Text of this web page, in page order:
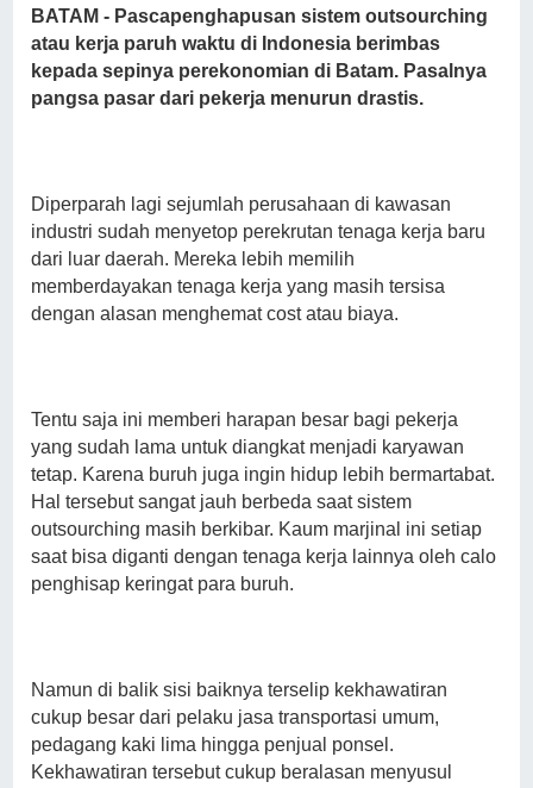
BATAM - Pascapenghapusan sistem outsourching
atau kerja paruh waktu di Indonesia berimbas
kepada sepinya perekonomian di Batam. Pasalnya
pangsa pasar dari pekerja menurun drastis.
Diperparah lagi sejumlah perusahaan di kawasan
industri sudah menyetop perekrutan tenaga kerja baru
dari luar daerah. Mereka lebih memilih
memberdayakan tenaga kerja yang masih tersisa
dengan alasan menghemat cost atau biaya.
Tentu saja ini memberi harapan besar bagi pekerja
yang sudah lama untuk diangkat menjadi karyawan
tetap. Karena buruh juga ingin hidup lebih bermartabat.
Hal tersebut sangat jauh berbeda saat sistem
outsourching masih berkibar. Kaum marjinal ini setiap
saat bisa diganti dengan tenaga kerja lainnya oleh calo
penghisap keringat para buruh.
Namun di balik sisi baiknya terselip kekhawatiran
cukup besar dari pelaku jasa transportasi umum,
pedagang kaki lima hingga penjual ponsel.
Kekhawatiran tersebut cukup beralasan menyusul